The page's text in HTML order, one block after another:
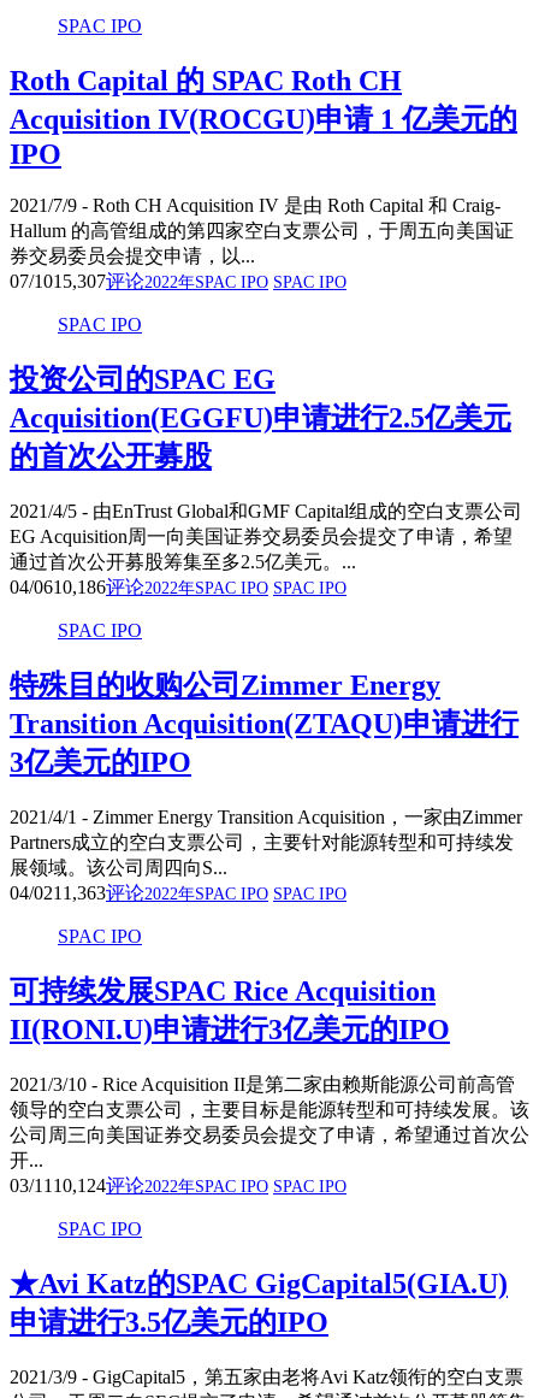
SPAC IPO
Roth Capital 的 SPAC Roth CH
Acquisition IV(ROCGU)申请 1 亿美元的
IPO
2021/7/9 - Roth CH Acquisition IV 是由 Roth Capital 和 Craig-
Hallum 的高管组成的第四家空白支票公司，于周五向美国证
券交易委员会提交申请，以...
07/1015,307评论2022年SPAC IPO SPAC IPO
SPAC IPO
投资公司的SPAC EG
Acquisition(EGGFU)申请进行2.5亿美元
的首次公开募股
2021/4/5 - 由EnTrust Global和GMF Capital组成的空白支票公司
EG Acquisition周一向美国证券交易委员会提交了申请，希望
通过首次公开募股筹集至多2.5亿美元。...
04/0610,186评论2022年SPAC IPO SPAC IPO
SPAC IPO
特殊目的收购公司Zimmer Energy
Transition Acquisition(ZTAQU)申请进行
3亿美元的IPO
2021/4/1 - Zimmer Energy Transition Acquisition，一家由Zimmer
Partners成立的空白支票公司，主要针对能源转型和可持续发
展领域。该公司周四向S...
04/0211,363评论2022年SPAC IPO SPAC IPO
SPAC IPO
可持续发展SPAC Rice Acquisition
II(RONI.U)申请进行3亿美元的IPO
2021/3/10 - Rice Acquisition II是第二家由赖斯能源公司前高管
领导的空白支票公司，主要目标是能源转型和可持续发展。该
公司周三向美国证券交易委员会提交了申请，希望通过首次公
开...
03/11 10,124评论2022年SPAC IPO SPAC IPO
SPAC IPO
★Avi Katz的SPAC GigCapital5(GIA.U)
申请进行3.5亿美元的IPO
2021/3/9 - GigCapital5，第五家由老将Avi Katz领衔的空白支票